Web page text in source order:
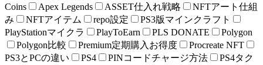
Coins
Apex Legends ASSET仕入れ戦略
NFTアート仕組
み
NFTアイテム repo設定
PS3版マインクラフト
PlayStationマイクラ
PlayToEarn PLS DONATE
Polygon
Polygon比較
Premium定期購入お得度
Procreate NFT
PS3とPCの違い
PS4 PINコードチャージ方法
PS4タク